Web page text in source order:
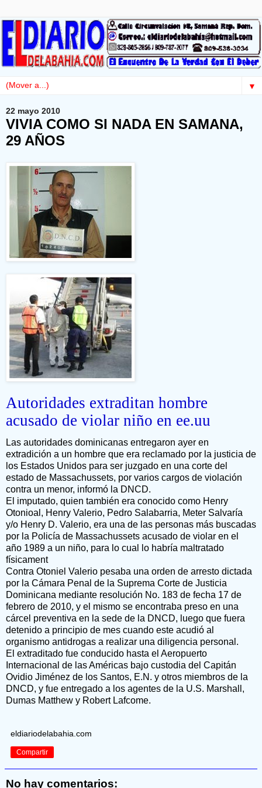
▼
22 mayo 2010
VIVIA COMO SI NADA EN SAMANA,
29 AÑOS
Autoridades extraditan hombre
acusado de violar niño en ee.uu
Las autoridades dominicanas entregaron ayer en
extradición a un hombre que era reclamado por la justicia de
los Estados Unidos para ser juzgado en una corte del
estado de Massachussets, por varios cargos de violación
contra un menor, informó la DNCD.
El imputado, quien también era conocido como Henry
Otonioal, Henry Valerio, Pedro Salabarria, Meter Salvaría
y/o Henry D. Valerio, era una de las personas más buscadas
por la Policía de Massachussets acusado de violar en el
año 1989 a un niño, para lo cual lo habría maltratado
físicament
Contra Otoniel Valerio pesaba una orden de arresto dictada
por la Cámara Penal de la Suprema Corte de Justicia
Dominicana mediante resolución No. 183 de fecha 17 de
febrero de 2010, y el mismo se encontraba preso en una
cárcel preventiva en la sede de la DNCD, luego que fuera
detenido a principio de mes cuando este acudió al
organismo antidrogas a realizar una diligencia personal.
El extraditado fue conducido hasta el Aeropuerto
Internacional de las Américas bajo custodia del Capitán
Ovidio Jiménez de los Santos, E.N. y otros miembros de la
DNCD, y fue entregado a los agentes de la U.S. Marshall,
Dumas Matthew y Robert Lafcome.
eldiariodelabahia.com
Compartir
No hay comentarios: